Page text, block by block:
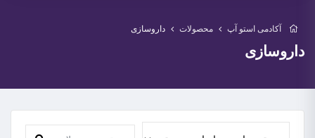
آکادمی استو آپ محصولات داروسازی
داروسازی